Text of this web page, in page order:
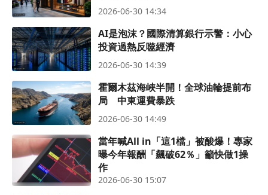
2026-06-30 14:34
AI是泡沫？國際清算銀行示警：小心
投資過熱反噬經濟
2026-06-30 14:39
霍爾木茲海峽半開！全球油輪提前布
局 中東運費暴跌
2026-06-30 14:49
當年喊All in「這1檔」被酸爆！專家
曝今年報酬「飆破62％」籲快做1操
作
2026-06-30 15:07